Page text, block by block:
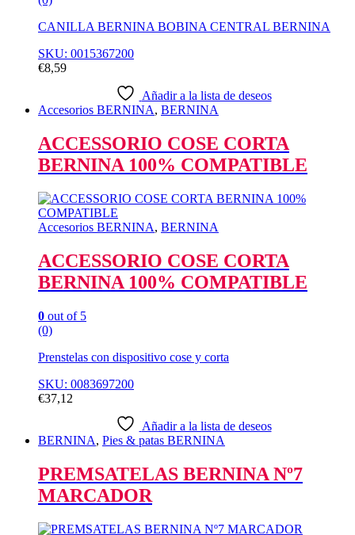
CANILLA BERNINA BOBINA CENTRAL BERNINA
SKU: 0015367200
€8,59
Añadir a la lista de deseos
Accesorios BERNINA, BERNINA
ACCESSORIO COSE CORTA
BERNINA 100% COMPATIBLE
Accesorios BERNINA, BERNINA
ACCESSORIO COSE CORTA
BERNINA 100% COMPATIBLE
0 out of 5
(0)
Prenstelas con dispositivo cose y corta
SKU: 0083697200
€37,12
Añadir a la lista de deseos
BERNINA, Pies & patas BERNINA
PREMSATELAS BERNINA Nº7
MARCADOR